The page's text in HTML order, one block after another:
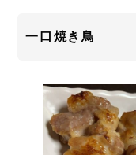
一口焼き鳥